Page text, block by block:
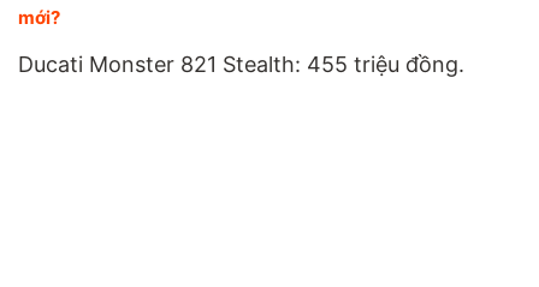
mới?
Ducati Monster 821 Stealth: 455 triệu đồng.